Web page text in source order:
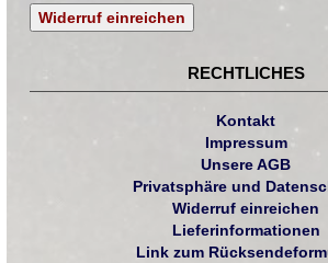
Widerruf einreichen
RECHTLICHES
Kontakt
Impressum
Unsere AGB
Privatsphäre und
Widerruf einreichen
Lieferinformationen
Link zum